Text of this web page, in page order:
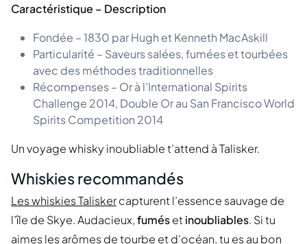
Caractéristique – Description
Fondée – 1830 par Hugh et Kenneth MacAskill
Particularité – Saveurs salées, fumées et tourbées
avec des méthodes traditionnelles
Récompenses – Or à l’International Spirits
Challenge 2014, Double Or au San Francisco World
Spirits Competition 2014
Un voyage whisky inoubliable t’attend à Talisker.
Whiskies recommandés
Les whiskies Taliskercapturent l’essence sauvage de
l’île de Skye. Audacieux,fuméset inoubliables. Si tu
aimes les arômes de tourbe et d’océan, tu es au bon